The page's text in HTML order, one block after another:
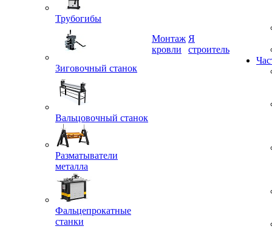
Трубогибы
Зиговочный станок
Вальцовочный станок
Разматыватели
металла
Фальцепрокатные
станки
Монтаж
Я